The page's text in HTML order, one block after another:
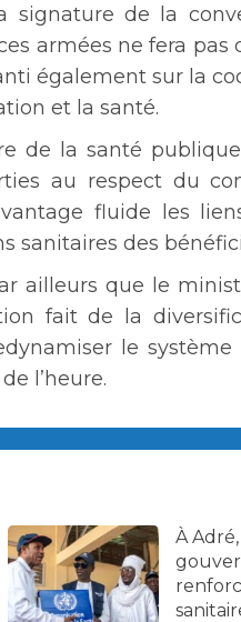
signature de la
armées ne fera pas
également sur la
et la santé.
de la santé
au respect du
fluide les
sanitaires des
ailleurs que le
fait de la
le système
l’heure.
À